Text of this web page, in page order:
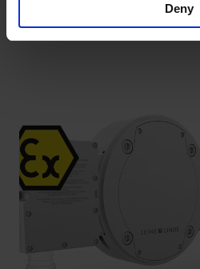
Deny
Productos